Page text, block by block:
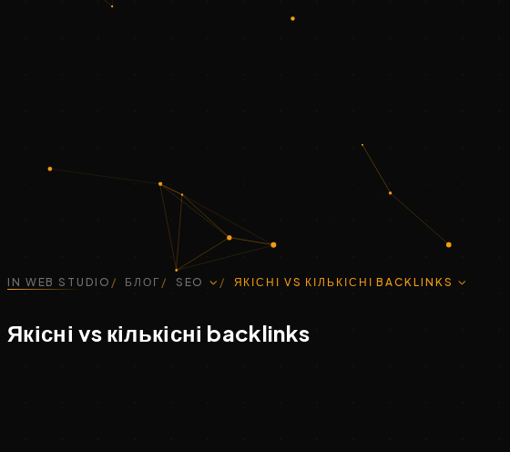
IN WEB STUDIO БЛОГ SEO ЯКІСНІ VS КІЛЬКІСНІ BACKLINKS
Якісні vs кількісні backlinks